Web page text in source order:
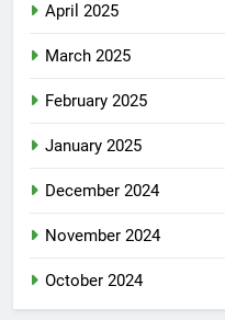
April 2025
March 2025
February 2025
January 2025
December 2024
November 2024
October 2024